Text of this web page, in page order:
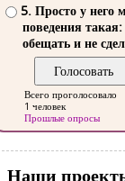
5. Просто у него
поведения такая:
обещать и не
Всего проголосовало
1 человек
Прошлые опросы
Наши